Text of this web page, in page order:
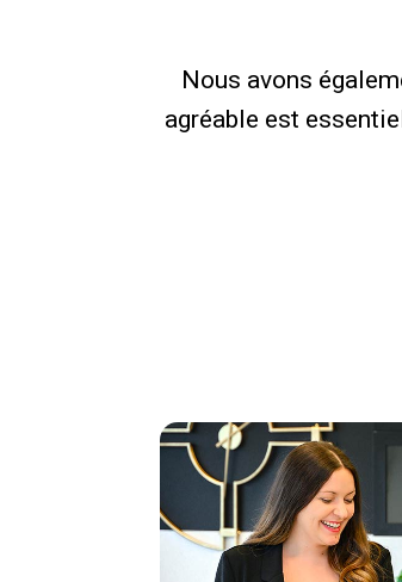
Nous avons
agréable est